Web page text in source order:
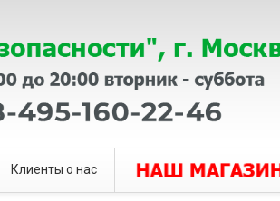
Клиенты о нас